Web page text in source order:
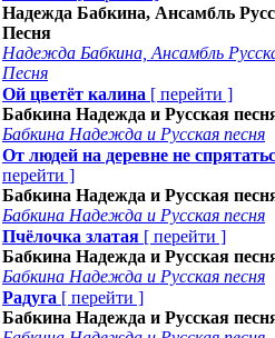
Надежда Бабкина, Ансамбль
Песня
Надежда Бабкина, Ансамбль
Песня
Ой цветёт калина [ перейти ]
Бабкина Надежда и Русская
Бабкина Надежда и Русская песня
От людей на деревне не
перейти ]
Бабкина Надежда и Русская
Бабкина Надежда и Русская песня
Пчёлочка златая [ перейти ]
Бабкина Надежда и Русская
Бабкина Надежда и Русская песня
Радуга [ перейти ]
Бабкина Надежда и Русская